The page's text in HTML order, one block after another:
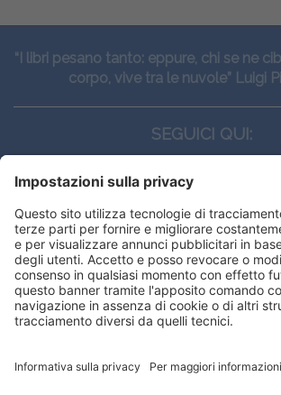
“I libri pesano tanto: eppure, chi se ne
corpo, vive tra le nuvole” Luigi
SEGUICI QUI:
CONTATTI
Edi.Ermes srl
Viale E. Forlanini, 21 - 20134,
(+39)027021121
E-mail:eeinfo@eenet.it
ORARI
offrirti la migliore navigazione